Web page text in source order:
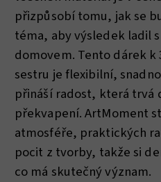
přizpůsobí tomu, jak se
téma, aby výsledek ladil
domovem. Tento dárek k
sestru je flexibilní,
přináší radost, která trvá
překvapení. ArtMoment
atmosféře, praktických
pocit z tvorby, takže si
co má skutečný význam.